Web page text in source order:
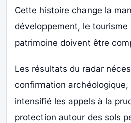
Cette histoire change la
développement, le
patrimoine doivent être
Les résultats du radar
confirmation archéologique,
intensifié les appels à la
protection autour des sols